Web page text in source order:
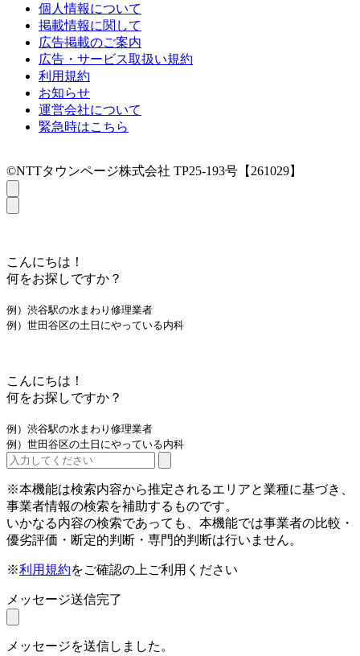
個人情報について
掲載情報に関して
広告掲載のご案内
広告・サービス取扱い規約
利用規約
お知らせ
運営会社について
緊急時はこちら
©NTTタウンページ株式会社 TP25-193号【261029】
こんにちは！
何をお探しですか？
例）渋谷駅の水まわり修理業者
例）世田谷区の土日にやっている内科
こんにちは！
何をお探しですか？
例）渋谷駅の水まわり修理業者
例）世田谷区の土日にやっている内科
※本機能は検索内容から推定されるエリアと業種に基づき、
事業者情報の検索を補助するものです。
いかなる内容の検索であっても、本機能では事業者の比較・
優劣評価・断定的判断・専門的判断は行いません。
※利用規約をご確認の上ご利用ください
メッセージ送信完了
メッセージを送信しました。